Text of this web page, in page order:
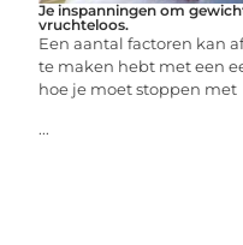
Je inspanningen om
vruchteloos.
Een aantal factoren kan
te maken hebt met een
hoe je moet stoppen met
...